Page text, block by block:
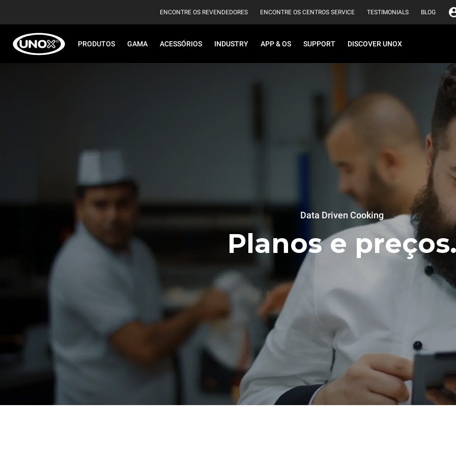
ENCONTRE OS REVENDEDORES ENCONTRE OS CENTROS SERVICE TESTIMONIALS BLOG
PRODUTOS GAMA ACESSÓRIOS INDUSTRY APP & OS SUPPORT DISCOVER UNOX
Data Driven Cooking
Planos e